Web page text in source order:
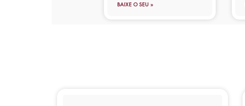
BAIXE O SEU »